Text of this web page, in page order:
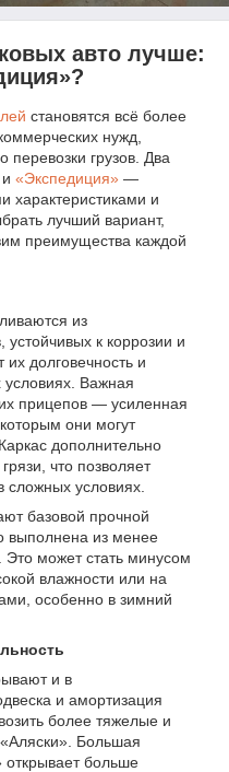
авто лучше:
становятся всё более
нужд,
перевозки грузов. Два
«Экспедиция» —
характеристиками и
лучший вариант,
преимущества каждой
из
устойчивых к коррозии и
долговечность и
Важная
прицепов — усиленная
они могут
дополнительно
что позволяет
сложных условиях.
базовой прочной
выполнена из менее
Это может стать минусом
влажности или на
особенно в зимний
и в
и амортизация
более тяжелые и
Большая
открывает больше